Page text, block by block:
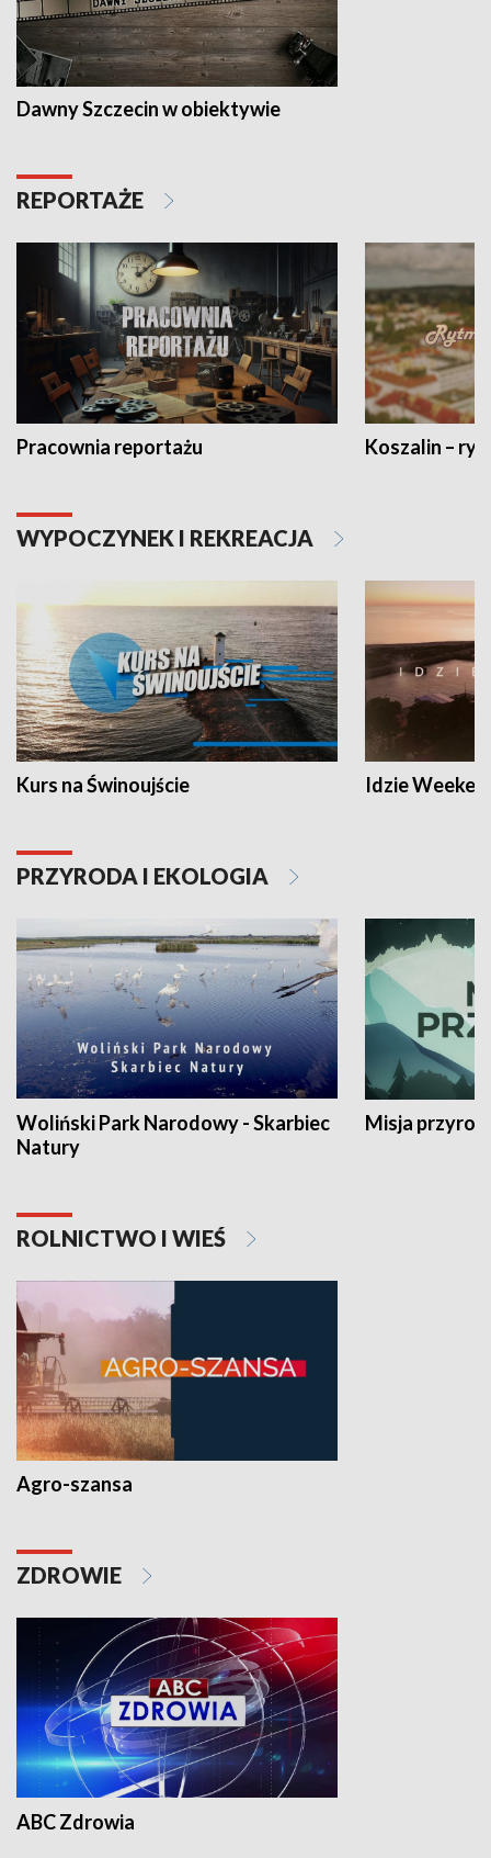
Dawny Szczecin w obiektywie
REPORTAŻE
Pracownia reportażu Koszalin –
WYPOCZYNEK I REKREACJA
Kurs na Świnoujście Idzie
PRZYRODA I EKOLOGIA
Woliński Park Narodowy - Skarbiec
Natury
Misja
ROLNICTWO I WIEŚ
Agro-szansa
ZDROWIE
ABC Zdrowia